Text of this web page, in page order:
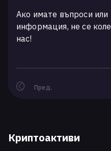
Ако имате въпроси
информация, не се
нас!
Пред.
Криптоактиви